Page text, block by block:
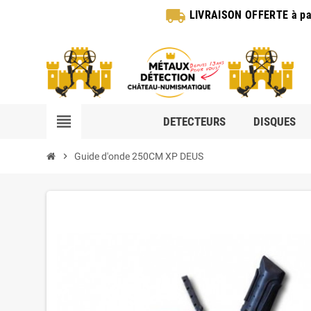
local_shipping LIVRAISON OFFERTE à
view_headline DETECTEURS DISQUES
chevron_right Guide d'onde 250CM XP DEUS